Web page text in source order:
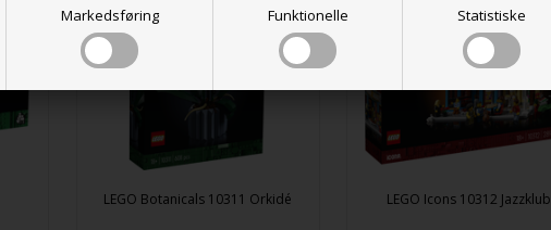
Markedsføring Funktionelle Statistiske
LEGO Botanicals 10311 Orkidé LEGO Icons 10312 Jazzklub